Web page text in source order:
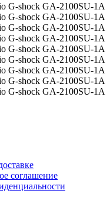
G-shock GA-2100SU-1A
G-shock GA-2100SU-1A
G-shock GA-2100SU-1A
G-shock GA-2100SU-1A
G-shock GA-2100SU-1A
G-shock GA-2100SU-1A
G-shock GA-2100SU-1A
G-shock GA-2100SU-1A
G-shock GA-2100SU-1A
соглашение